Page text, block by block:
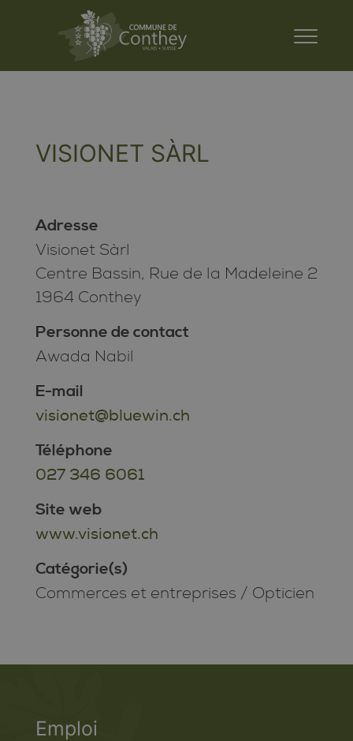
VISIONET SÀRL
Adresse
Visionet Sàrl
Centre Bassin, Rue de la Madeleine 2
1964 Conthey
Personne de contact
Awada Nabil
E-mail
visionet@bluewin.ch
Téléphone
027 346 6061
Site web
www.visionet.ch
Catégorie(s)
Commerces et entreprises / Opticien
Emploi